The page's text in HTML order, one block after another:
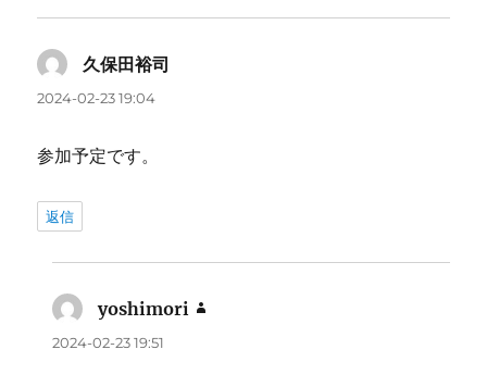
久保田裕司
2024-02-23 19:04
参加予定です。
返信
yoshimori
2024-02-23 19:51